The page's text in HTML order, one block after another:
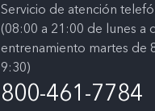
Servicio de atención
(08:00 a 21:00 de lunes a
entrenamiento martes de
9:30)
800-461-7784